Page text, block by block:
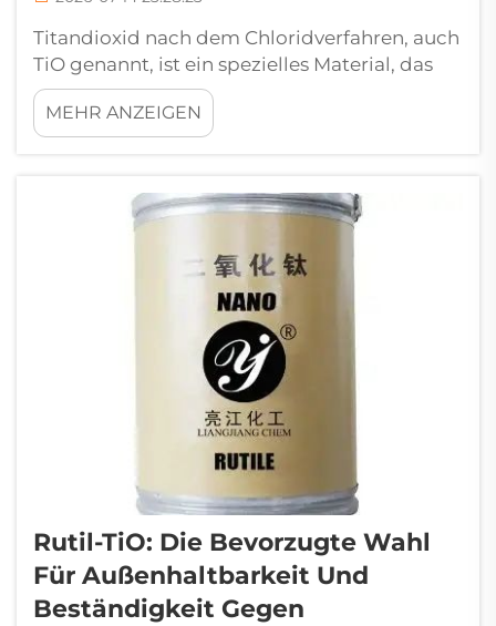
Titandioxid nach dem Chloridverfahren, auch
TiO genannt, ist ein spezielles Material, das
Beschichtungen für Kraftfahrzeuge
besonders widerstandsfähig und langlebig
macht. Es ist in der Automobilindustrie sehr
Equipment Manufacturers (OEMs), also
Unternehmen, die …
MEHR ANZEIGEN
Rutil-TiO: Die Bevorzugte Wahl
Für Außenhaltbarkeit Und
Beständigkeit Gegen